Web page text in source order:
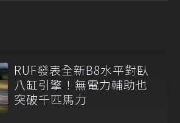
RUF發表全新B8水平對臥
八缸引擎！無電力輔助也
突破千匹馬力